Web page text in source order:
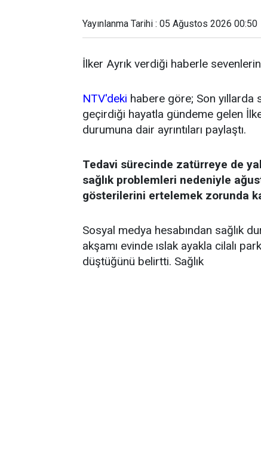
Yayınlanma Tarihi : 05 Ağustos 2026 00:50
İlker Ayrık verdiği haberle
NTV'deki habere göre; Son yıllarda
geçirdiği hayatla gündeme gelen
durumuna dair ayrıntıları paylaştı.
Tedavi sürecinde zatürreye de
sağlık problemleri nedeniyle
gösterilerini ertelemek zorunda
Sosyal medya hesabından sağlık
akşamı evinde ıslak ayakla cilalı
düştüğünü belirtti. Sağlık